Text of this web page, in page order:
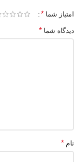
امتیاز شما *
دیدگاه شما *
نام *